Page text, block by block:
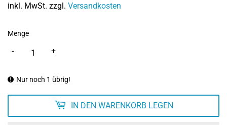
inkl. MwSt. zzgl. Versandkosten
Menge
+
-
Nur noch 1 übrig!
IN DEN WARENKORB LEGEN